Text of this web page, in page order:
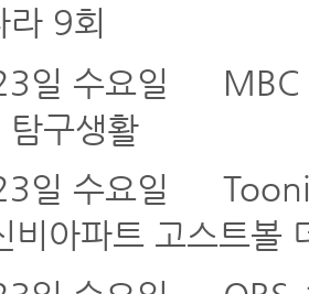
라 9회
일 수요일
MBC
탐구생활
일 수요일
비아파트 고스트볼